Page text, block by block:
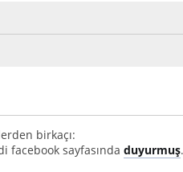
birkaçı:
facebook sayfasında duyurmuş